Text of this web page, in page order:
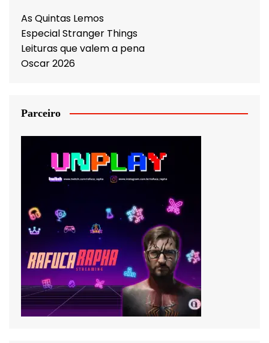
As Quintas Lemos
Especial Stranger Things
Leituras que valem a pena
Oscar 2026
Parceiro